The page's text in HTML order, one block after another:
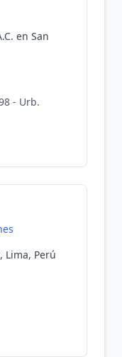
en San
- Urb.
Lima, Perú